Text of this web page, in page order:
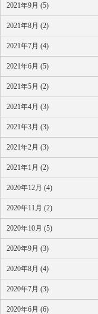
2021年9月 (5)
2021年8月 (2)
2021年7月 (4)
2021年6月 (5)
2021年5月 (2)
2021年4月 (3)
2021年3月 (3)
2021年2月 (3)
2021年1月 (2)
2020年12月 (4)
2020年11月 (2)
2020年10月 (5)
2020年9月 (3)
2020年8月 (4)
2020年7月 (3)
2020年6月 (6)